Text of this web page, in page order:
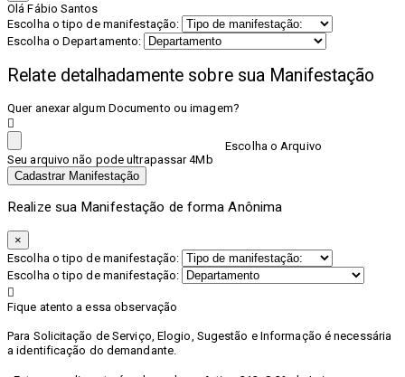
Olá Fábio Santos
Escolha o tipo de manifestação:
Escolha o Departamento:
Relate detalhadamente sobre sua Manifestação
Quer anexar algum Documento ou imagem?
Escolha o Arquivo
Seu arquivo não pode ultrapassar 4Mb
Cadastrar Manifestação
Realize sua Manifestação de forma Anônima
×
Escolha o tipo de manifestação:
Escolha o tipo de manifestação:
Fique atento a essa observação
Para Solicitação de Serviço, Elogio, Sugestão e Informação é necessária
a identificação do demandante.